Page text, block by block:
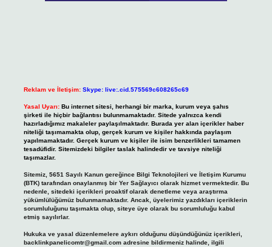
Reklam ve İletişim: Skype: live:.cid.575569c608265c69
Yasal Uyarı: Bu internet sitesi, herhangi bir marka, kurum veya şahıs
şirketi ile hiçbir bağlantısı bulunmamaktadır. Sitede yalnızca kendi
hazırladığımız makaleler paylaşılmaktadır. Burada yer alan içerikler haber
niteliği taşımamakta olup, gerçek kurum ve kişiler hakkında paylaşım
yapılmamaktadır. Gerçek kurum ve kişiler ile isim benzerlikleri tamamen
tesadüfidir. Sitemizdeki bilgiler taslak halindedir ve tavsiye niteliği
taşımazlar.
Sitemiz, 5651 Sayılı Kanun gereğince Bilgi Teknolojileri ve İletişim Kurumu
(BTK) tarafından onaylanmış bir Yer Sağlayıcı olarak hizmet vermektedir. Bu
nedenle, sitedeki içerikleri proaktif olarak denetleme veya araştırma
yükümlülüğümüz bulunmamaktadır. Ancak, üyelerimiz yazdıkları içeriklerin
sorumluluğunu taşımakta olup, siteye üye olarak bu sorumluluğu kabul
etmiş sayılırlar.
Hukuka ve yasal düzenlemelere aykırı olduğunu düşündüğünüz içerikleri,
backlinkpanelicomtr@gmail.comadresine bildirmeniz halinde, ilgili